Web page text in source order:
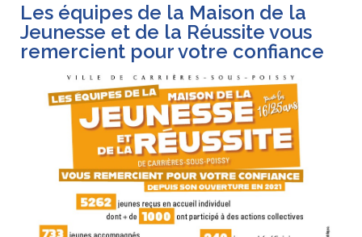
Les équipes de la Maison de la
Jeunesse et de la Réussite vous
remercient pour votre confiance